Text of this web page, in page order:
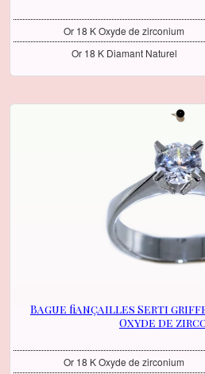
Or 18 K Oxyde de zirconium
Or 18 K Diamant Naturel
Bague fiançailles Serti
Oxyde de
Or 18 K Oxyde de zirconium